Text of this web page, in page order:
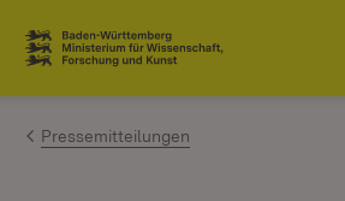
Zum Inhalt springen
Link zur Startseite
Pressemitteilungen